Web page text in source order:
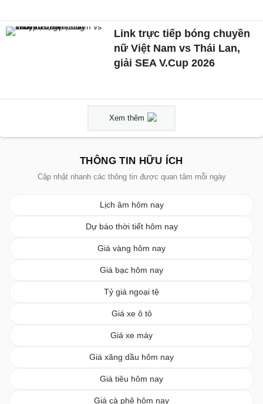
Link trực tiếp bóng chuyền
nữ Việt Nam vs Thái Lan,
giải SEA V.Cup 2026
Xem thêm
THÔNG TIN HỮU ÍCH
Cập nhật nhanh các thông tin được quan tâm mỗi ngày
Lịch âm hôm nay
Dự báo thời tiết hôm nay
Giá vàng hôm nay
Giá bạc hôm nay
Tỷ giá ngoại tệ
Giá xe ô tô
Giá xe máy
Giá xăng dầu hôm nay
Giá tiêu hôm nay
Giá cà phê hôm nay